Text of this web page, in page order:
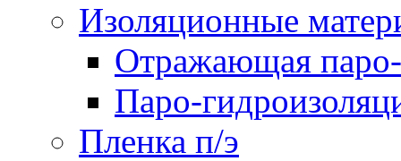
Изоляционные
Отражающая
Паро-
Пленка п/э